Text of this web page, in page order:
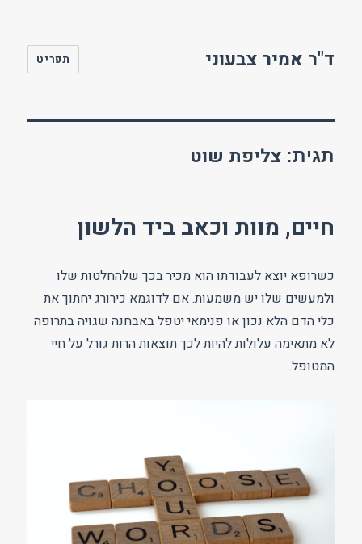
ד"ר אמיר צבעוני תפריט
תגית:צליפת שוט
חיים, מוות וכאב ביד הלשון
כשרופא יוצא לעבודתו הוא מכיר בכך שלהחלטות שלו
ולמעשים שלו יש משמעות. אם לדוגמא כירורג יחתוך את
כלי הדם הלא נכון או פנימאי יטפל באבחנה שגויה בתרופה
לא מתאימה עלולות להיות לכך תוצאות הרות גורל על חיי
המטופל.